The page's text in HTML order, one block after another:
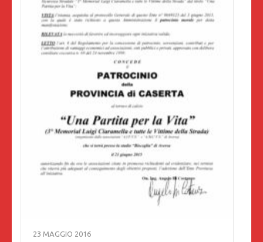
23 MAGGIO 2016